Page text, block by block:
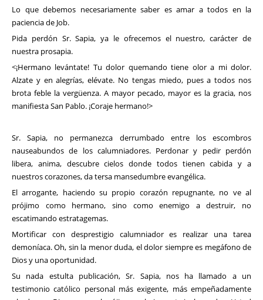
Lo que debemos necesariamente saber es amar a todos en la
paciencia de Job.
Pida perdón Sr. Sapia, ya le ofrecemos el nuestro, carácter de
nuestra prosapia.
<¡Hermano levántate! Tu dolor quemando tiene olor a mi dolor.
Alzate y en alegrías, elévate. No tengas miedo, pues a todos nos
brota feble la vergüenza. A mayor pecado, mayor es la gracia, nos
manifiesta San Pablo. ¡Coraje hermano!>
Sr. Sapia, no permanezca derrumbado entre los escombros
nauseabundos de los calumniadores. Perdonar y pedir perdón
libera, anima, descubre cielos donde todos tienen cabida y a
nuestros corazones, da tersa mansedumbre evangélica.
El arrogante, haciendo su propio corazón repugnante, no ve al
prójimo como hermano, sino como enemigo a destruir, no
escatimando estratagemas.
Mortificar con desprestigio calumniador es realizar una tarea
demoníaca. Oh, sin la menor duda, el dolor siempre es megáfono de
Dios y una oportunidad.
Su nada estulta publicación, Sr. Sapia, nos ha llamado a un
testimonio católico personal más exigente, más empeñadamente